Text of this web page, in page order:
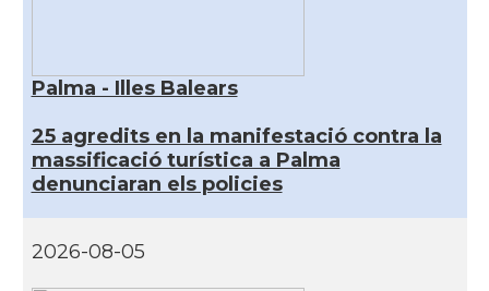
Palma - Illes Balears
25 agredits en la manifestació contra la
massificació turística a Palma
denunciaran els policies
2026-08-05